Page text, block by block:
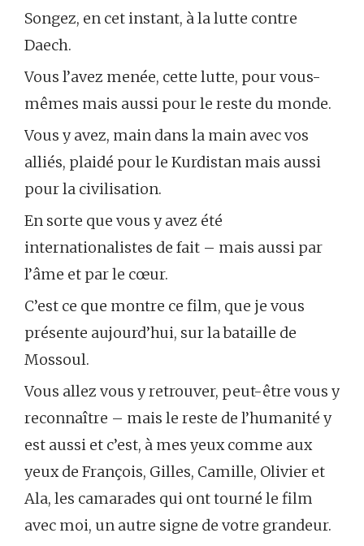
Songez, en cet instant, à la lutte contre
Daech.
Vous l’avez menée, cette lutte, pour vous-
mêmes mais aussi pour le reste du monde.
Vous y avez, main dans la main avec vos
alliés, plaidé pour le Kurdistan mais aussi
pour la civilisation.
En sorte que vous y avez été
internationalistes de fait – mais aussi par
l’âme et par le cœur.
C’est ce que montre ce film, que je vous
présente aujourd’hui, sur la bataille de
Mossoul.
Vous allez vous y retrouver, peut-être vous y
reconnaître – mais le reste de l’humanité y
est aussi et c’est, à mes yeux comme aux
yeux de François, Gilles, Camille, Olivier et
Ala, les camarades qui ont tourné le film
avec moi, un autre signe de votre grandeur.